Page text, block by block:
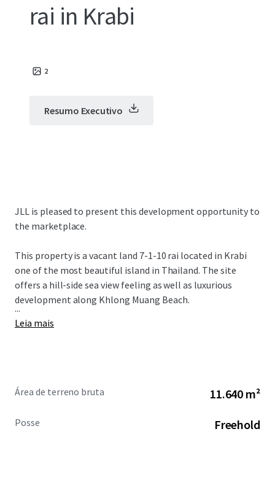
rai in Krabi
2
Resumo Executivo
JLL is pleased to present this development opportunity to
the marketplace.
This property is a vacant land 7-1-10 rai located in Krabi
one of the most beautiful island in Thailand. The site
offers a hill-side sea view feeling as well as luxurious
development along Khlong Muang Beach.
...
Leia mais
Área de terreno bruta 11.640 m²
Posse Freehold